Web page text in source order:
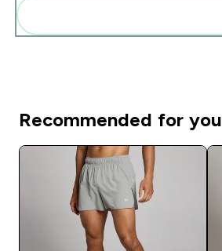
Recommended for you